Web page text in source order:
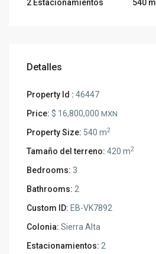
2 Estacionamientos 540 m
Detalles
Property Id : 46447
Price: $ 16,800,000MXN
Property Size: 540 m2
Tamaño del terreno: 420 m2
Bedrooms: 3
Bathrooms: 2
Custom ID: EB-VK7892
Colonia: Sierra Alta
Estacionamientos: 2